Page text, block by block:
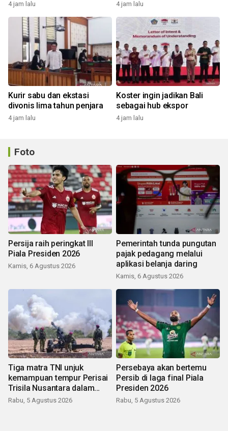
4 jam lalu 4 jam lalu
Kurir sabu dan ekstasi
divonis lima tahun penjara
4 jam lalu
Koster ingin jadikan Bali
sebagai hub ekspor
4 jam lalu
Foto
Persija raih peringkat III
Piala Presiden 2026
Kamis, 6 Agustus 2026
Pemerintah tunda pungutan
pajak pedagang melalui
aplikasi belanja daring
Kamis, 6 Agustus 2026
Tiga matra TNI unjuk
kemampuan tempur Perisai
Trisila Nusantara dalam
latihan di Kepri
Rabu, 5 Agustus 2026
Persebaya akan bertemu
Persib di laga final Piala
Presiden 2026
Rabu, 5 Agustus 2026